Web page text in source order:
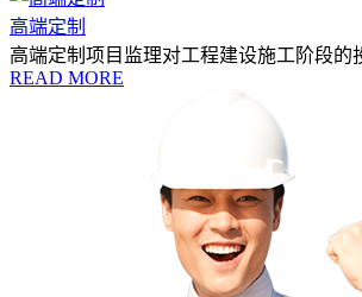
高端定制
高端定制项目监理对工程建设施工阶段的
READ MORE